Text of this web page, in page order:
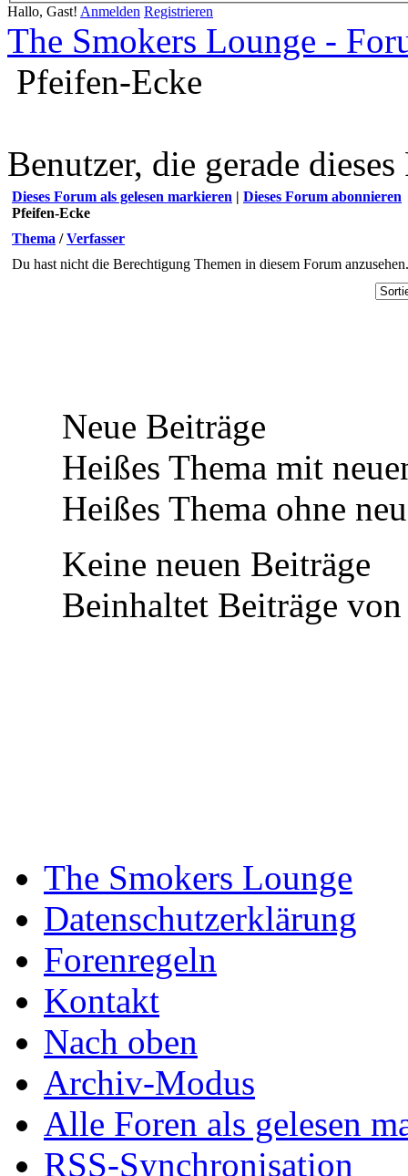
Hallo, Gast! Anmelden Registrieren
The Smokers Lounge -
Pfeifen-Ecke
Benutzer, die gerade
Dieses Forum als gelesen markieren | Dieses Forum abonnieren
Pfeifen-Ecke
Thema /Verfasser
Du hast nicht die Berechtigung Themen in diesem Forum anzusehen.
Neue Beiträge
Heißes Thema mit
Heißes Thema ohne
Keine neuen Beiträge
Beinhaltet Beiträge
The Smokers Lounge
Datenschutzerklärung
Forenregeln
Kontakt
Nach oben
Archiv-Modus
Alle Foren als gelesen
RSS-Synchronisation